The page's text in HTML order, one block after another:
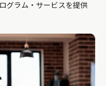
グラム・サービスを提供